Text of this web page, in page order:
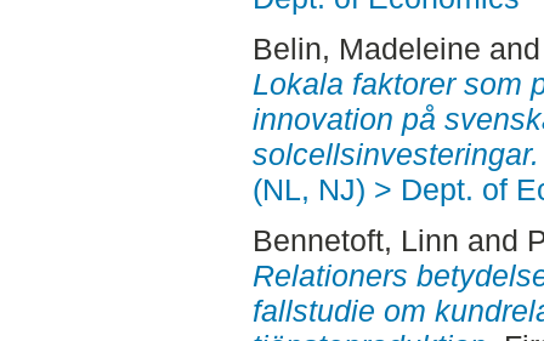
Belin, Madeleine
Lokala faktorer som
innovation på
solcellsinvesteringar.
(NL, NJ) > Dept. of
Bennetoft, Linn and
Relationers
fallstudie om